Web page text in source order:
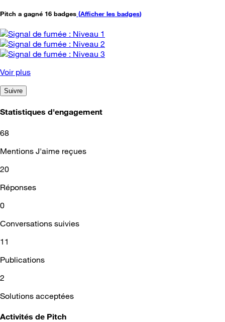
Pitch a gagné 16 badges (Afficher les badges)
Voir plus
Suivre
Statistiques d'engagement
68
Mentions J'aime reçues
20
Réponses
0
Conversations suivies
11
Publications
2
Solutions acceptées
Activités de Pitch